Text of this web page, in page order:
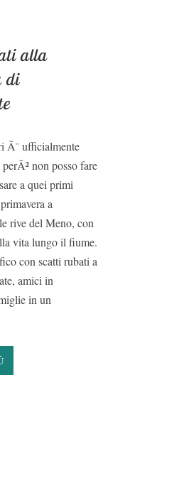
alla
di
Ã¨ ufficialmente
perÃ² non posso fare
a quei primi
a
rive del Meno, con
vita lungo il fiume.
con scatti rubati a
amici in
in un